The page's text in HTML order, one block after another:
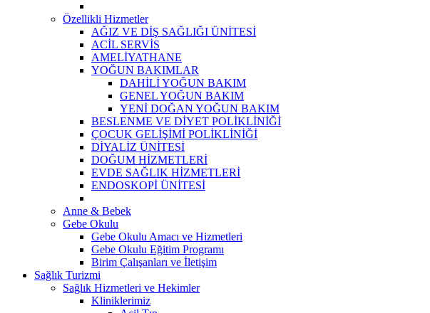
Özellikli Hizmetler
AĞIZ VE DİŞ SAĞLIĞI ÜNİTESİ
ACİL SERVİS
AMELİYATHANE
YOĞUN BAKIMLAR
DAHİLİ YOĞUN BAKIM
GENEL YOĞUN BAKIM
YENİ DOĞAN YOĞUN BAKIM
BESLENME VE DİYET POLİKLİNİĞİ
ÇOCUK GELİŞİMİ POLİKLİNİĞİ
DİYALİZ ÜNİTESİ
DOĞUM HİZMETLERİ
EVDE SAĞLIK HİZMETLERİ
ENDOSKOPİ ÜNİTESİ
Anne & Bebek
Gebe Okulu
Gebe Okulu Amacı ve Hizmetleri
Gebe Okulu Eğitim Programı
Birim Çalışanları ve İletişim
Sağlık Turizmi
Sağlık Hizmetleri ve Hekimler
Kliniklerimiz